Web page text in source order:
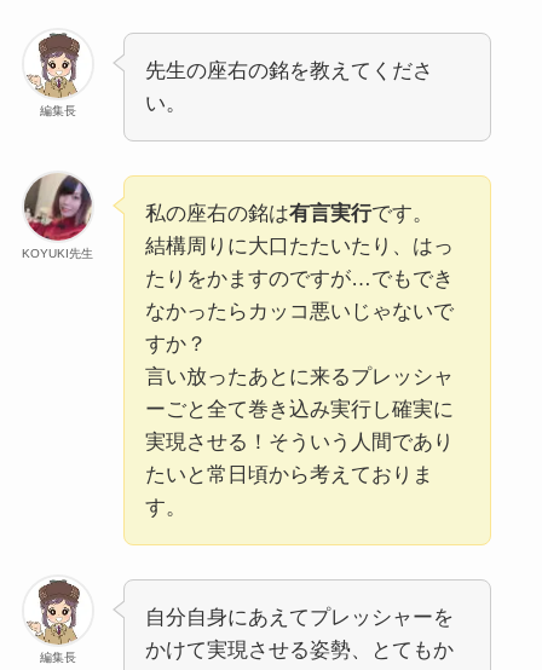
編集長
先生の座右の銘を教えてくださ
い。
KOYUKI先生
私の座右の銘は有言実行です。
結構周りに大口たたいたり、はっ
たりをかますのですが…でもでき
なかったらカッコ悪いじゃないで
すか？
言い放ったあとに来るプレッシャ
ーごと全て巻き込み実行し確実に
実現させる！そういう人間であり
たいと常日頃から考えておりま
す。
編集長
自分自身にあえてプレッシャーを
かけて実現させる姿勢、とてもか